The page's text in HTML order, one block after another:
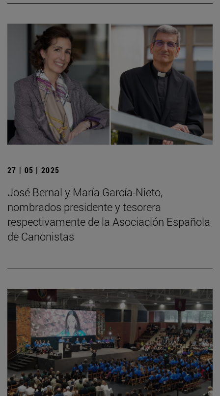
27 | 05 | 2025
José Bernal y María García-Nieto,
nombrados presidente y tesorera
respectivamente de la Asociación Española
de Canonistas